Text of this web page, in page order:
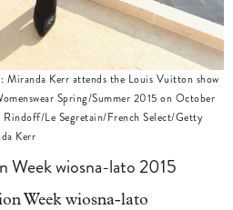
Kerr attends the Louis Vuitton show
Spring/Summer 2015 on October
Le Segretain/French Select/Getty
Kerr
Week wiosna-lato 2015
Week wiosna-lato